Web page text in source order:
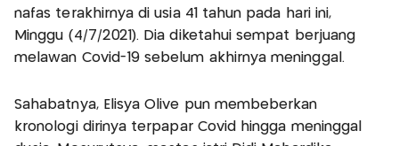
nafas terakhirnya di usia 41 tahun pada hari ini,
Minggu (4/7/2021). Dia diketahui sempat berjuang
melawan Covid-19 sebelum akhirnya meninggal.
Sahabatnya, Elisya Olive pun membeberkan
kronologi dirinya terpapar Covid hingga meninggal